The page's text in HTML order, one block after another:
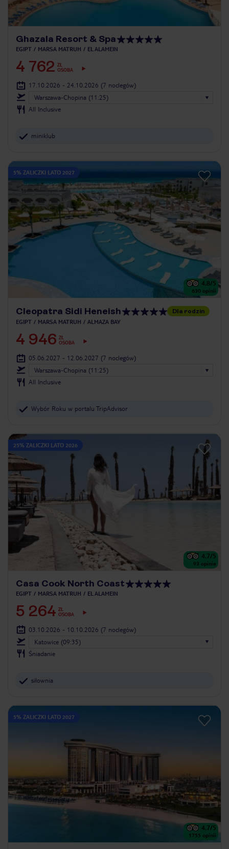
Ghazala Resort & Spa
EGIPT MARSA MATRUH EL ALAMEIN
4 762 ZŁ
OSOBA
17.10.2026 - 24.10.2026 (7 noclegów)
Warszawa-Chopina (11:25)
All Inclusive
miniklub
5% ZALICZKI LATO 2027
4.8/5
630 opinii
Cleopatra Sidi Heneish Dla rodzin
EGIPT MARSA MATRUH ALMAZA BAY
4 946 ZŁ
OSOBA
05.06.2027 - 12.06.2027 (7 noclegów)
Warszawa-Chopina (11:25)
All Inclusive
Wybór Roku w portalu TripAdvisor
25% ZALICZKI LATO 2026
4.7/5
93 opinie
Casa Cook North Coast
EGIPT MARSA MATRUH EL ALAMEIN
5 264 ZŁ
OSOBA
03.10.2026 - 10.10.2026 (7 noclegów)
Katowice (09:35)
Śniadanie
siłownia
5% ZALICZKI LATO 2027
4.7/5
1755 opinii